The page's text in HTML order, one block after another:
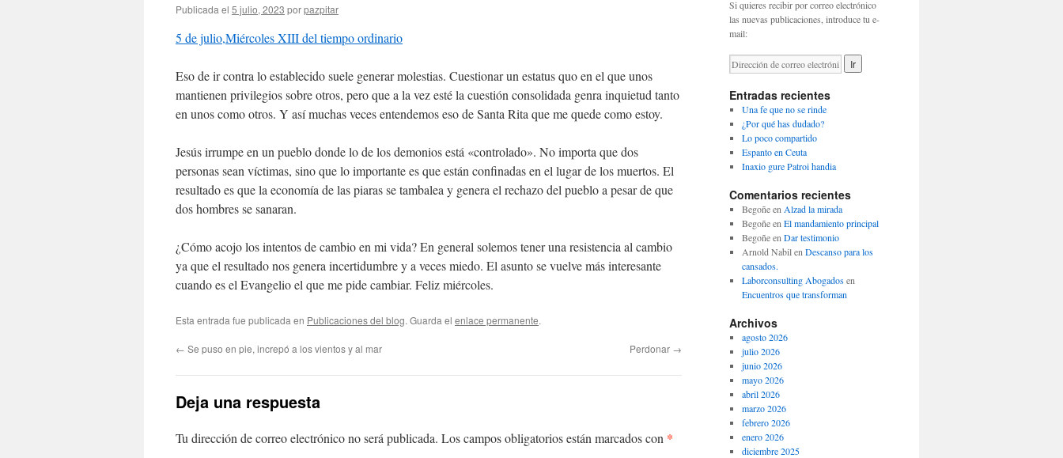
Publicada el 5 julio, 2023 porpazpitar
5 de julio,Miércoles XIII del tiempo ordinario
Eso de ir contra lo establecido suele generar molestias. Cuestionar un estatus quo en el que unos
mantienen privilegios sobre otros, pero que a la vez esté la cuestión consolidada genra inquietud tanto
en unos como otros. Y así muchas veces entendemos eso de Santa Rita que me quede como estoy.
Jesús irrumpe en un pueblo donde lo de los demonios está «controlado». No importa que dos
personas sean víctimas, sino que lo importante es que están confinadas en el lugar de los muertos. El
resultado es que la economía de las piaras se tambalea y genera el rechazo del pueblo a pesar de que
dos hombres se sanaran.
¿Cómo acojo los intentos de cambio en mi vida? En general solemos tener una resistencia al cambio
ya que el resultado nos genera incertidumbre y a veces miedo. El asunto se vuelve más interesante
cuando es el Evangelio el que me pide cambiar. Feliz miércoles.
Esta entrada fue publicada en Publicaciones del blog. Guarda el enlace permanente.
← Se puso en pie, increpó a los vientos y al mar Perdonar →
Deja una respuesta
Tu dirección de correo electrónico no será publicada. Los campos obligatorios están marcados con *
Si quieres recibir por correo electrónico
las nuevas publicaciones, introduce tu e-
mail:
Entradas recientes
Una fe que no se rinde
¿Por qué has dudado?
Lo poco compartido
Espanto en Ceuta
Inaxio gure Patroi handia
Comentarios recientes
Begoñeen Alzad la mirada
Begoñeen El mandamiento principal
Begoñeen Dar testimonio
Arnold Nabilen Descanso para los
cansados.
Laborconsulting Abogadosen
Encuentros que transforman
Archivos
agosto 2026
julio 2026
junio 2026
mayo 2026
abril 2026
marzo 2026
febrero 2026
enero 2026
diciembre 2025